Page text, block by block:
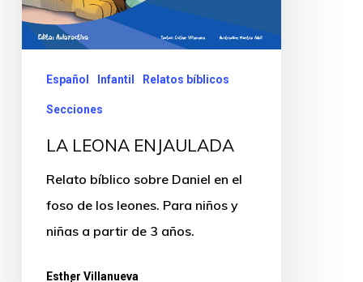
Español Infantil Relatos bíblicos
Secciones
LA LEONA ENJAULADA
Relato bíblico sobre Daniel en el
foso de los leones. Para niños y
niñas a partir de 3 años.
Esther Villanueva